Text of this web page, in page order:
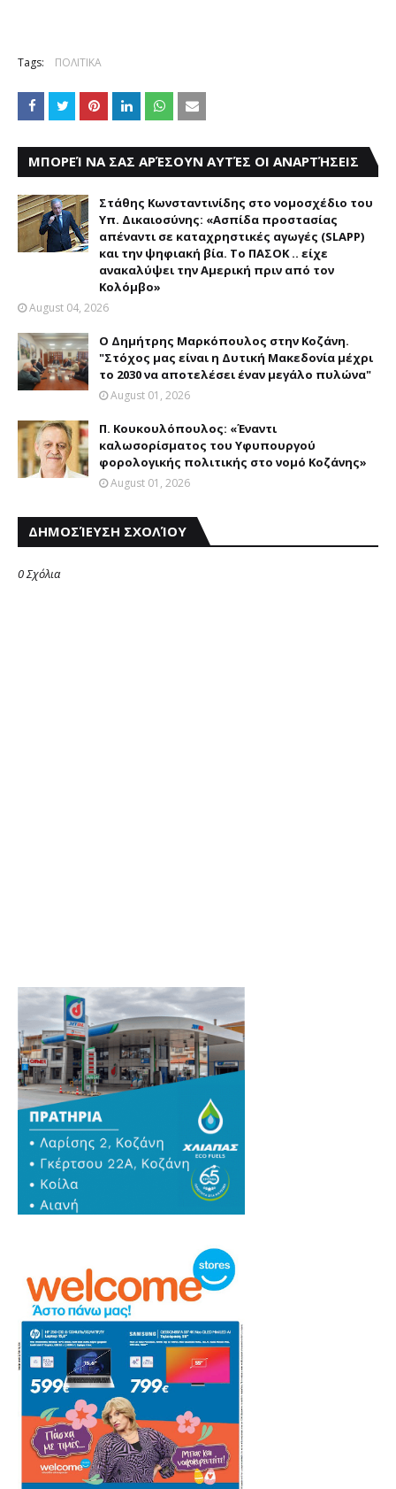
Tags: ΠΟΛΙΤΙΚΑ
ΜΠΟΡΕΊ ΝΑ ΣΑΣ ΑΡΈΣΟΥΝ ΑΥΤΈΣ ΟΙ ΑΝΑΡΤΉΣΕΙΣ
Στάθης Κωνσταντινίδης στο νομοσχέδιο του
Υπ. Δικαιοσύνης: «Ασπίδα προστασίας
απέναντι σε καταχρηστικές αγωγές (SLAPP)
και την ψηφιακή βία. Το ΠΑΣΟΚ .. είχε
ανακαλύψει την Αμερική πριν από τον
Κολόμβο»
August 04, 2026
Ο Δημήτρης Μαρκόπουλος στην Κοζάνη.
"Στόχος μας είναι η Δυτική Μακεδονία μέχρι
το 2030 να αποτελέσει έναν μεγάλο πυλώνα"
August 01, 2026
Π. Κουκουλόπουλος: «Έναντι
καλωσορίσματος του Υφυπουργού
φορολογικής πολιτικής στο νομό Κοζάνης»
August 01, 2026
ΔΗΜΟΣΊΕΥΣΗ ΣΧΟΛΊΟΥ
0 Σχόλια